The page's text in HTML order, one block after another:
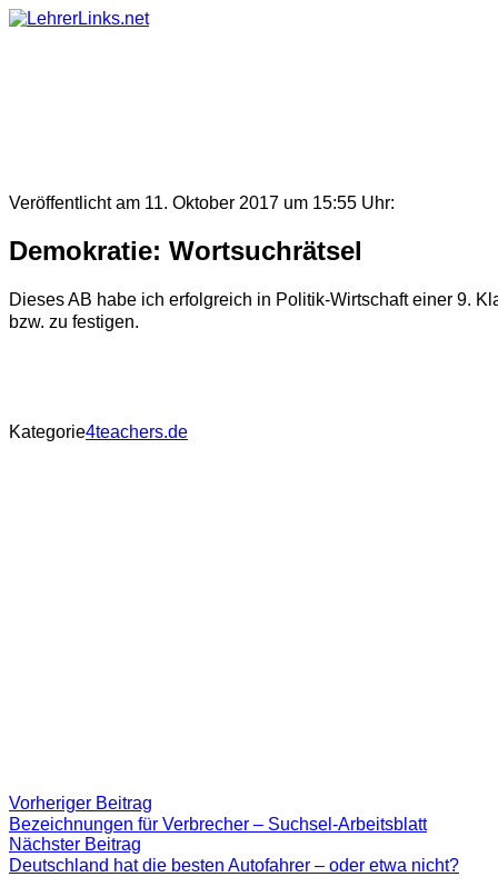
Skip
Veröffentlicht am 11. Oktober 2017 um 15:55 Uhr:
Demokratie: Wortsuchrätsel
Dieses AB habe ich erfolgreich in Politik-Wirtschaft einer 9.
bzw. zu festigen.
Kategorie4teachers.de
Beitragsnavigation
Vorheriger Beitrag
Beitrag:
Bezeichnungen für Verbrecher – Suchsel-Arbeitsblatt
Nächster Beitrag
Beitrag
Deutschland hat die besten Autofahrer – oder etwa nicht?